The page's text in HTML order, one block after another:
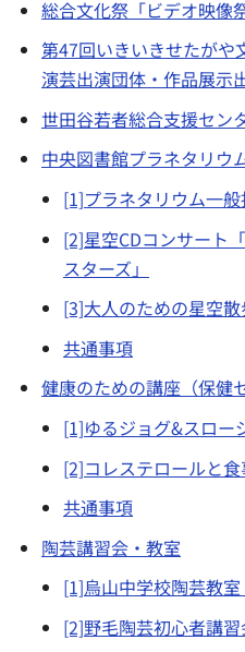
総合文化祭「ビデオ映像
第47回いきいきせたがや
演芸出演団体・作品展示
世田谷若者総合支援セン
中央図書館プラネタリウ
[1]プラネタリウム一般
[2]星空CDコンサート
スターズ」
[3]大人のための星空散
共通事項
健康のための講座（保健
[1]ゆるジョグ&スロー
[2]コレステロールと食
共通事項
陶芸講習会・教室
[1]烏山中学校陶芸教室
[2]野毛陶芸初心者講習